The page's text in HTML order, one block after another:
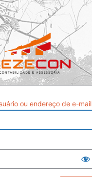
ou endereço de e-mail